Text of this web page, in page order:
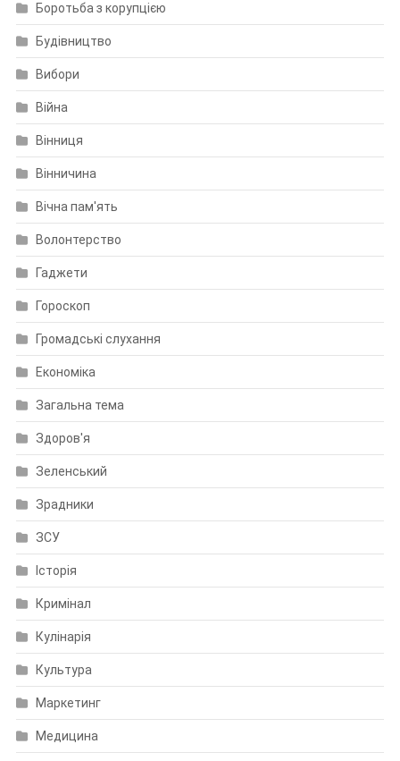
Боротьба з корупцією
Будівництво
Вибори
Війна
Вінниця
Вінничина
Вічна пам'ять
Волонтерство
Гаджети
Гороскоп
Громадські слухання
Економіка
Загальна тема
Здоров'я
Зеленський
Зрадники
ЗСУ
Історія
Кримінал
Кулінарія
Культура
Маркетинг
Медицина